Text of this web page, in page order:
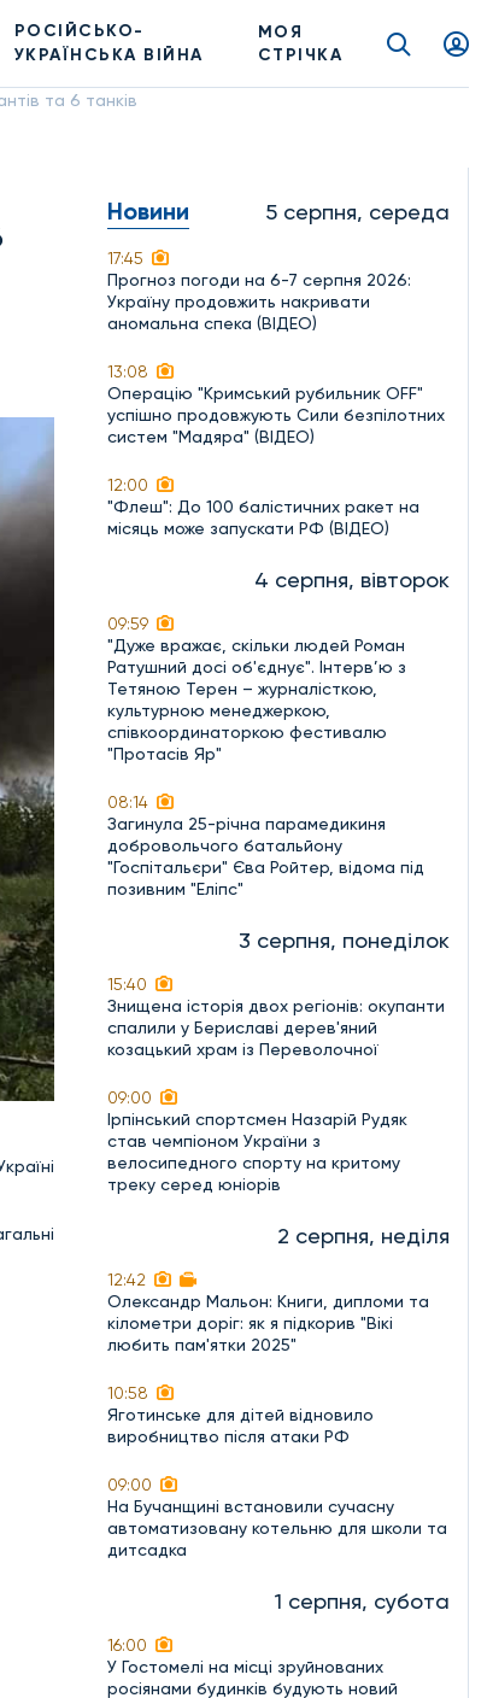
РОСІЙСЬКО-
УКРАЇНСЬКА ВІЙНА
МОЯ
СТРІЧКА
та 6 танків
Новини 5 серпня, середа
17:45
Прогноз погоди на 6-7 серпня 2026:
Україну продовжить накривати
аномальна спека (ВІДЕО)
13:08
Операцію "Кримський рубильник OFF"
успішно продовжують Сили безпілотних
систем "Мадяра" (ВІДЕО)
12:00
"Флеш": До 100 балістичних ракет на
місяць може запускати РФ (ВІДЕО)
4 серпня, вівторок
09:59
"Дуже вражає, скільки людей Роман
Ратушний досі об'єднує". Інтерв’ю з
Тетяною Терен – журналісткою,
культурною менеджеркою,
співкоординаторкою фестивалю
"Протасів Яр"
08:14
Загинула 25-річна парамедикиня
добровольчого батальйону
"Госпітальєри" Єва Ройтер, відома під
позивним "Еліпс"
3 серпня, понеділок
15:40
Знищена історія двох регіонів: окупанти
спалили у Бериславі дерев'яний
козацький храм із Переволочної
09:00
Ірпінський спортсмен Назарій Рудяк
став чемпіоном України з
велосипедного спорту на критому
треку серед юніорів
2 серпня, неділя
12:42
Олександр Мальон: Книги, дипломи та
кілометри доріг: як я підкорив "Вікі
любить пам'ятки 2025"
10:58
Яготинське для дітей відновило
виробництво після атаки РФ
09:00
На Бучанщині встановили сучасну
автоматизовану котельню для школи та
дитсадка
1 серпня, субота
16:00
У Гостомелі на місці зруйнованих
росіянами будинків будують новий